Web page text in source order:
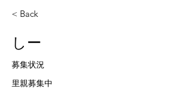
< Back
しー
募集状況
里親募集中